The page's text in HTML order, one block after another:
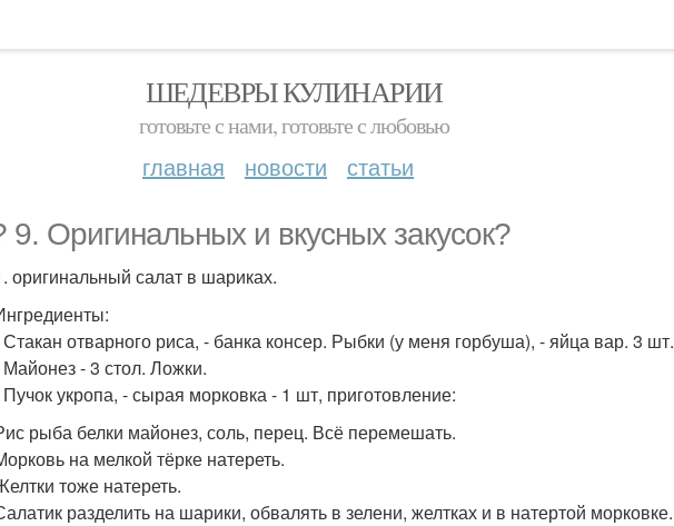
ШЕДЕВРЫ КУЛИНАРИИ
готовьте с нами, готовьте с любовью
главная новости статьи
9. Оригинальных и вкусных закусок?
оригинальный салат в шариках.
отварного риса, - банка консер. Рыбки (у меня горбуша), - яйца вар. 3 шт.
- 3 стол. Ложки.
укропа, - сырая морковка - 1 шт, приготовление:
рыба белки майонез, соль, перец. Всё перемешать.
на мелкой тёрке натереть.
тоже натереть.
разделить на шарики, обвалять в зелени, желтках и в натертой морковке.